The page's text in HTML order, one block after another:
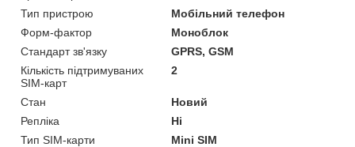
Тип пристрою
Мобільний телефон
Форм-фактор
Моноблок
Стандарт зв'язку
GPRS, GSM
Кількість підтримуваних
SIM-карт
2
Стан
Новий
Репліка
Ні
Тип SIM-карти
Mini SIM